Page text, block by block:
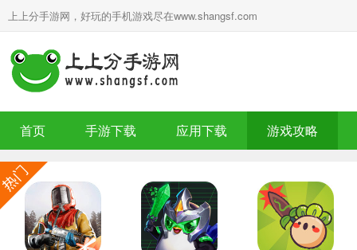
上上分手游网，好玩的手机游戏尽在www.shangsf.com
首页 手游下载 应用下载 游戏攻略